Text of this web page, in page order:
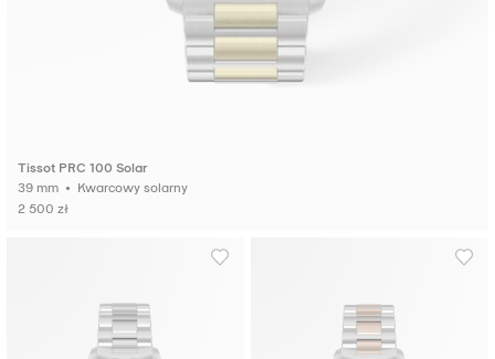
Tissot PRC 100 Solar
39 mm • Kwarcowy solarny
2 500 zł